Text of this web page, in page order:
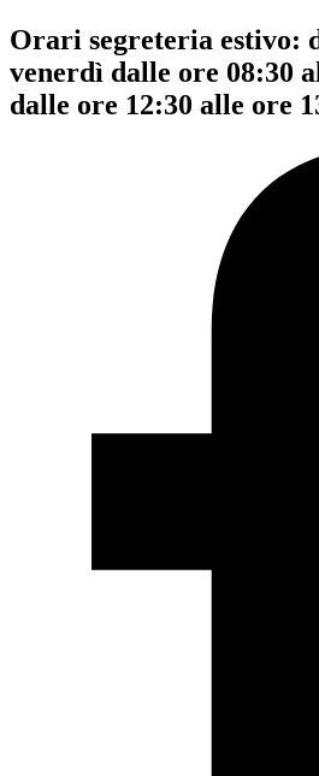
Orari segreteria estivo:
venerdì dalle ore 08:30
dalle ore 12:30 alle ore